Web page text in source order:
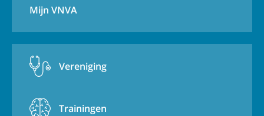
Mijn VNVA
Vereniging
Trainingen